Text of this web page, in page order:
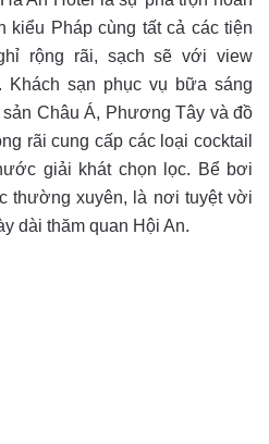
kiểu Pháp cùng tất cả các tiện
rộng rãi, sạch sẽ với view
Khách sạn phục vụ bữa sáng
Châu Á, Phương Tây và đồ
rãi cung cấp các loại cocktail
giải khát chọn lọc. Bể bơi
thường xuyên, là nơi tuyệt vời
dài thăm quan Hội An.